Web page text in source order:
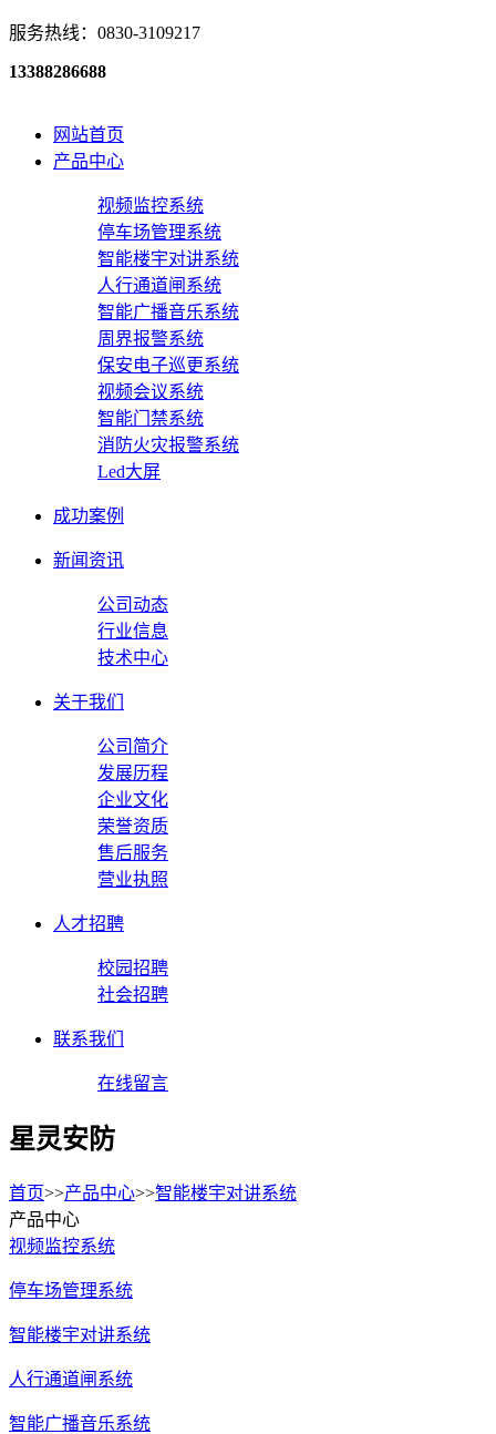
服务热线：0830-3109217
13388286688
网站首页
产品中心
视频监控系统
停车场管理系统
智能楼宇对讲系统
人行通道闸系统
智能广播音乐系统
周界报警系统
保安电子巡更系统
视频会议系统
智能门禁系统
消防火灾报警系统
Led大屏
成功案例
新闻资讯
公司动态
行业信息
技术中心
关于我们
公司简介
发展历程
企业文化
荣誉资质
售后服务
营业执照
人才招聘
校园招聘
社会招聘
联系我们
在线留言
星灵安防
首页>>产品中心>>智能楼宇对讲系统
产品中心
视频监控系统
停车场管理系统
智能楼宇对讲系统
人行通道闸系统
智能广播音乐系统